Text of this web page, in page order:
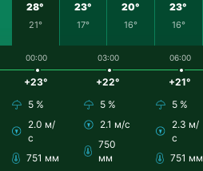
28°
21°
23°
17°
20°
16°
23°
16°
00:00
+23°
5 %
2.0 м/
с
751 мм
03:00
+22°
5 %
2.1 м/с
750
мм
06:00
+21°
5 %
2.3 м/
с
751 мм